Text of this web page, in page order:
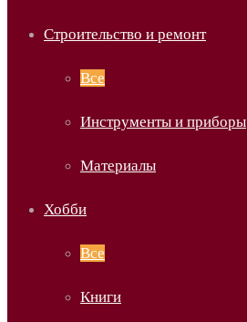
Строительство и ремонт
Все
Инструменты и приборы
Материалы
Хобби
Все
Книги